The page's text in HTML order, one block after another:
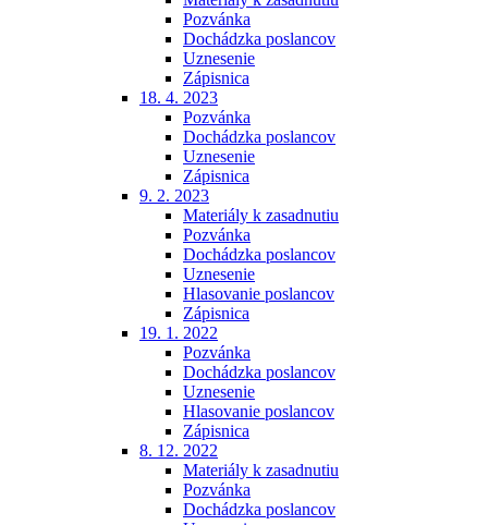
Pozvánka
Dochádzka poslancov
Uznesenie
Zápisnica
18. 4. 2023
Pozvánka
Dochádzka poslancov
Uznesenie
Zápisnica
9. 2. 2023
Materiály k zasadnutiu
Pozvánka
Dochádzka poslancov
Uznesenie
Hlasovanie poslancov
Zápisnica
19. 1. 2022
Pozvánka
Dochádzka poslancov
Uznesenie
Hlasovanie poslancov
Zápisnica
8. 12. 2022
Materiály k zasadnutiu
Pozvánka
Dochádzka poslancov